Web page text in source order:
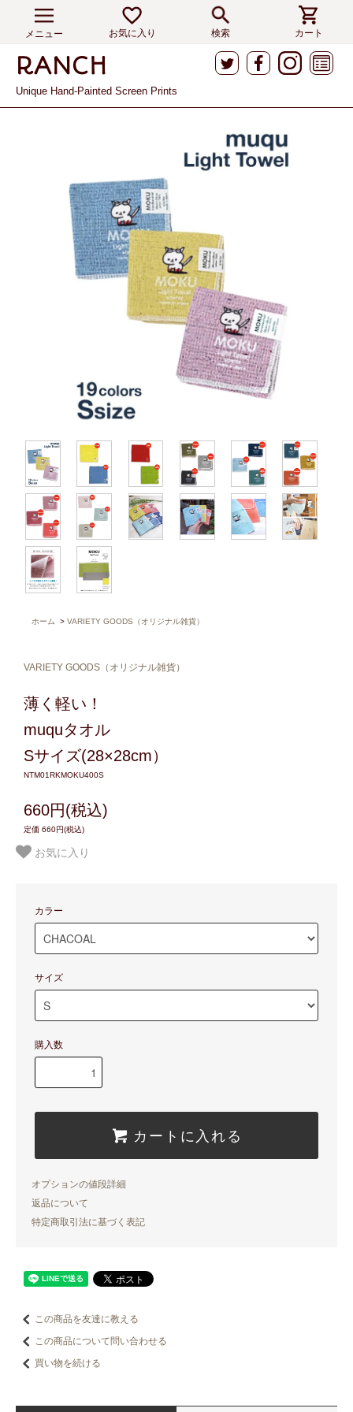
メニュー お気に入り 検索 カート
Unique Hand-Painted Screen Prints
ホーム > VARIETY GOODS（オリジナル雑貨）
VARIETY GOODS（オリジナル雑貨）
薄く軽い！
muquタオル
Sサイズ(28×28cm）
NTM01RKMOKU400S
660円(税込)
定価 660円(税込)
お気に入り
カラー
サイズ
購入数
カートに入れる
オプションの値段詳細
返品について
特定商取引法に基づく表記
この商品を友達に教える
この商品について問い合わせる
買い物を続ける